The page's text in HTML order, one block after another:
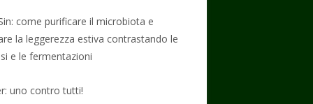
come purificare il microbiota e
la leggerezza estiva contrastando le
e le fermentazioni
uno contro tutti!